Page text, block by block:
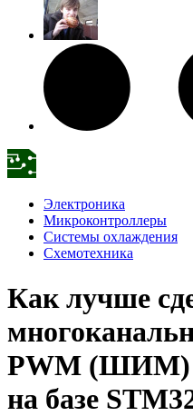
Электроника
Микроконтроллеры
Системы охлаждения
Схемотехника
Как лучше
PWM (ШИМ)
на базе